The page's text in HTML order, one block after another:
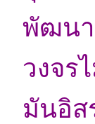
พัฒนา
วงจร
มันอิส